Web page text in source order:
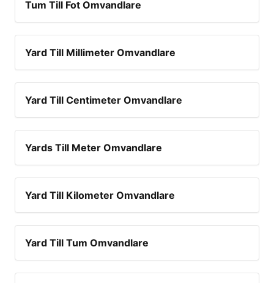
Tum Till Fot Omvandlare
Yard Till Millimeter Omvandlare
Yard Till Centimeter Omvandlare
Yards Till Meter Omvandlare
Yard Till Kilometer Omvandlare
Yard Till Tum Omvandlare